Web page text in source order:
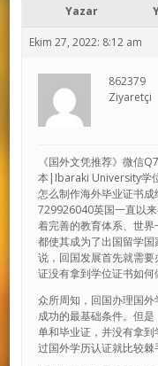
Yazar
Ekim 27, 2022: 8:12 am
862379
Ziyaretçi
《国外文凭推荐》微信
本|Ibaraki University学
怎么制作海外毕业证书
729926040英国一直以
着完善的教育体系、世
都使其成为了出国留学
说，回国发展首先就需
证没有拿到学位证书如何
众所周知，回国办理国
成功的最基础条件。但
单和毕业证，并没有拿
过国外学历认证就比较棘